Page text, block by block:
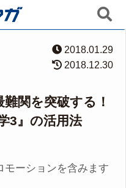
2018.01.29
2018.12.30
関を突破する！
3』の活用法
モーションを含みます